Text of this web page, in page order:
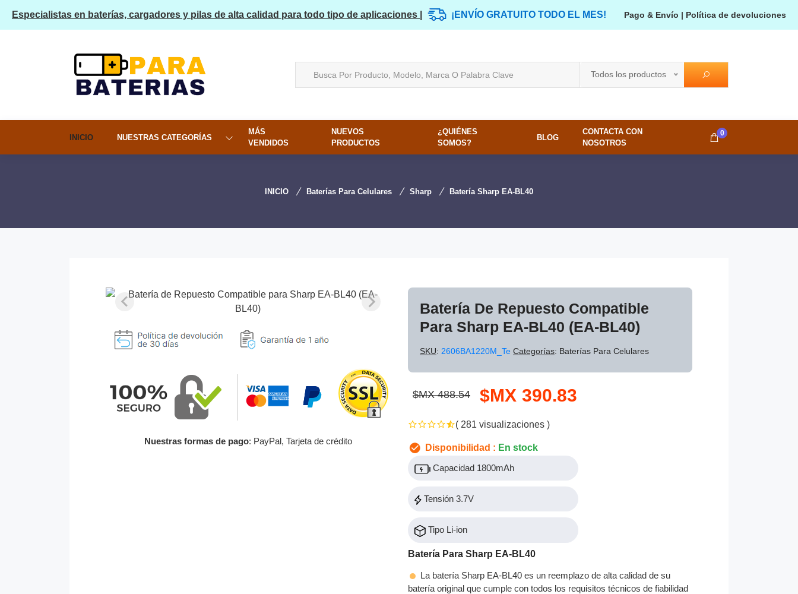
Especialistas en baterías, cargadores y pilas de alta calidad para todo tipo de aplicaciones | ¡ENVÍO GRATUITO TODO EL MES! Pago & Envío | Política de devoluciones
Todos los productos
INICIO NUESTRAS CATEGORÍAS
MÁS
VENDIDOS
NUEVOS
PRODUCTOS
¿QUIÉNES
SOMOS?
BLOG
CONTACTA CON
NOSOTROS
0
INICIO Baterías Para Celulares Sharp Batería Sharp EA-BL40
Nuestras formas de pago: PayPal, Tarjeta de crédito
Batería De Repuesto Compatible
Para Sharp EA-BL40 (EA-BL40)
SKU: 2606BA1220M_Te Categorías: Baterías Para Celulares
$MX 488.54 $MX 390.83
( 281 visualizaciones )
Disponibilidad : En stock
Capacidad 1800mAh
Tensión 3.7V
Tipo Li-ion
Batería Para Sharp EA-BL40
La batería Sharp EA-BL40 es un reemplazo de alta calidad de su
batería original que cumple con todos los requisitos técnicos de fiabilidad